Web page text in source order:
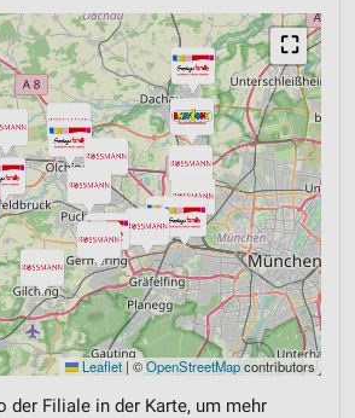
⛶
Leaflet | ©OpenStreetMapcontributors
der Filiale in der Karte, um mehr